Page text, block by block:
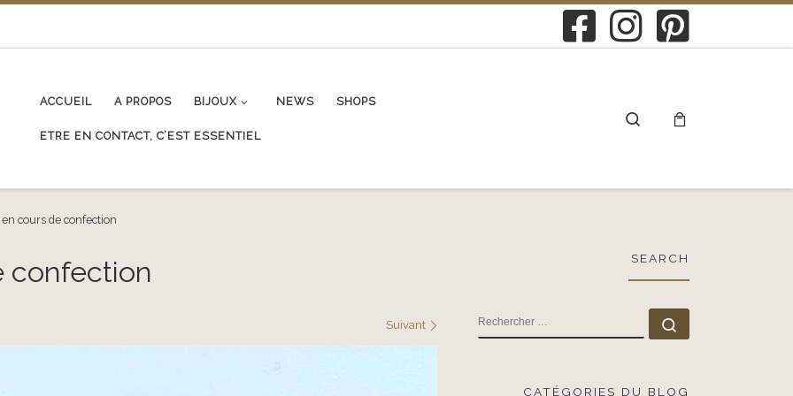
ACCUEIL A PROPOS BIJOUX NEWS SHOPS
ETRE EN CONTACT, C’EST ESSENTIEL
Search
cours de confection
confection
Suivant
SEARCH
RECHERCHER
CATÉGORIES DU BLOG